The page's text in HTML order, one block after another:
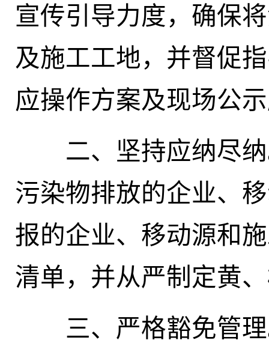
宣传引导力度，确保将
及施工工地，并督促
应操作方案及现场公
二、坚持应纳尽纳
污染物排放的企业、
报的企业、移动源和
清单，并从严制定黄
三、严格豁免管理